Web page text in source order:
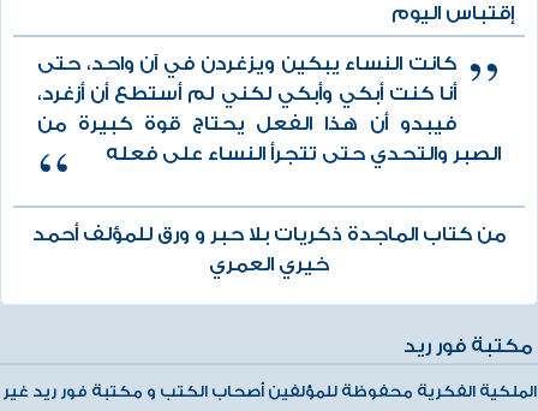
إقتباس اليوم
كانت النساء يبكين ويزغردن في آن واحد، حتى
أنا كنت أبكي وأبكي لكني لم أستطع أن أزغرد،
فيبدو أن هذا الفعل يحتاج قوة كبيرة من
الصبر والتحدي حتى تتجرأ النساء على فعله
من كتاب الماجدة ذكريات بلا حبر و ورق للمؤلف أحمد
خيري العمري
مكتبة فور ريد
الملكية الفكرية محفوظة للمؤلفين أصحاب الكتب و مكتبة فور ريد غير